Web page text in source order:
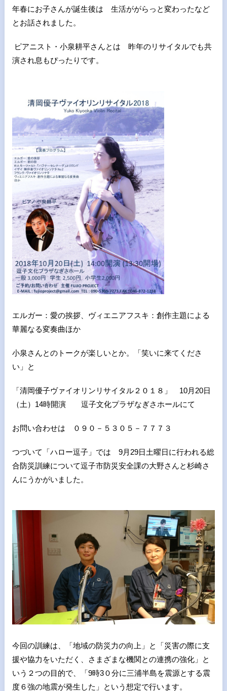
年春にお子さんが誕生後は 生活ががらっと変わったなど
とお話されました。
ピアニスト・小泉耕平さんとは 昨年のリサイタルでも共
演され息もぴったりです。
エルガー：愛の挨拶、ヴィエニアフスキ：創作主題による
華麗なる変奏曲ほか
小泉さんとのトークが楽しいとか。「笑いに来てくださ
い」と
「清岡優子ヴァイオリンリサイタル２０１８」 10月20日
（土）14時開演 逗子文化プラザなぎさホールにて
お問い合わせは ０９０－５３０５－７７７３
つづいて「ハロー逗子」では 9月29日土曜日に行われる総
合防災訓練について逗子市防災安全課の大野さんと杉崎さ
んにうかがいました。
今回の訓練は、「地域の防災力の向上」と「災害の際に支
援や協力をいただく、さまざまな機関との連携の強化」と
いう２つの目的で、「9時3０分に三浦半島を震源とする震
度６強の地震が発生した」という想定で行います。